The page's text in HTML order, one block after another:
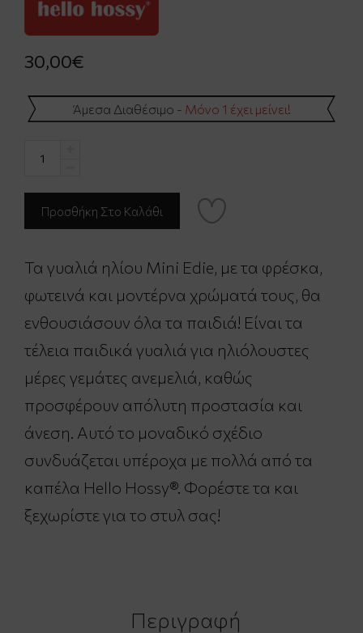
30,00€
Άμεσα Διαθέσιμο - Μόνο 1 έχει μείνει!
Τα γυαλιά ηλίου Mini Edie, με τα φρέσκα,
φωτεινά και μοντέρνα χρώματά τους, θα
ενθουσιάσουν όλα τα παιδιά! Είναι τα
τέλεια παιδικά γυαλιά για ηλιόλουστες
μέρες γεμάτες ανεμελιά, καθώς
προσφέρουν απόλυτη προστασία και
άνεση. Αυτό το μοναδικό σχέδιο
συνδυάζεται υπέροχα με πολλά από τα
καπέλα Hello Hossy®. Φορέστε τα και
ξεχωρίστε για το στυλ σας!
Περιγραφή